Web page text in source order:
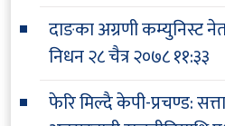
दाङका अग्रणी कम्युनिस्ट
निधन२८ चैत्र २०७८ ११:३३
फेरि मिल्दै केपी-प्रचण्ड: